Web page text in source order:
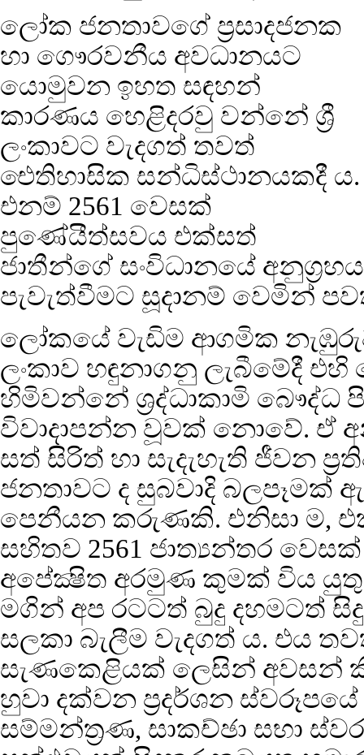
ලෝක ජනතාවගේ ප්‍රසාදජනක
හා ගෞරවනීය අවධානයට
යොමුවන ඉහත සඳහන්
කාරණය හෙළිදරවු වන්නේ ශ්‍රී
ලංකාවට වැදගත් තවත්
ඓතිහාසික සන්ධිස්ථානයකදී ය.
එනම් 2561 වෙසක්
පුණේ‍යීත්සවය එක්සත්
ජාතීන්ගේ සංවිධානයේ
පැවැත්වීමට සූදානම් වෙමින්
ලෝකයේ වැඩිම ආගමික
ලංකාව හඳුනාගනු ලැබීමේදී
හිමිවන්නේ ශ්‍රද්ධාකාමි
විවාදාපන්න වූවක් නොවේ. ඒ
සත් සිරිත් හා සැදැහැති ජීවන
ජනතාවට ද සුබවාදි බලපෑමක්
පෙනීයන කරුණකි. එනිසා ම,
සහිතව 2561 ජාත්‍යන්තර
අපේක්‍ෂිත අරමුණ කුමක් විය
මගින් අප රටටත් බුදු දහමටත්
සලකා බැලීම වැදගත් ය. එය
සැණකෙළියක් ලෙසින් අවසන්
හුවා දක්වන ප්‍රදර්ශන
සම්මන්ත්‍රණ, සාකච්ඡා සභා